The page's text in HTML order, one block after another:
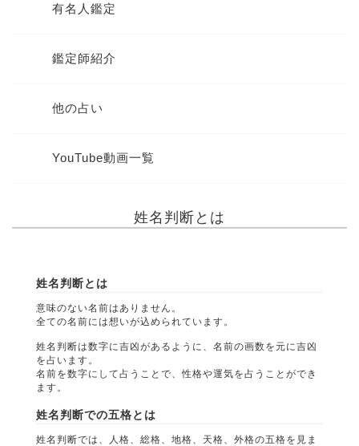
有名人鑑定
鑑定師紹介
他の占い
YouTube動画一覧
姓名判断とは
姓名判断とは
意味のない名前はありません。
全ての名前には想いが込められています。
姓名判断は数字に吉凶があるように、名前の画数を元に吉凶
を占います。
名前を数字にして占うことで、性格や運気を占うことができ
ます。
姓名判断での五格とは
姓名判断では、人格、総格、地格、天格、外格の五格を見ま